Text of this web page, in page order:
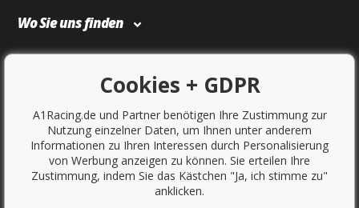
Wo Sie uns finden
Cookies + GDPR
A1Racing.de und Partner benötigen Ihre Zustimmung zur
Nutzung einzelner Daten, um Ihnen unter anderem
Informationen zu Ihren Interessen durch Personalisierung
von Werbung anzeigen zu können. Sie erteilen Ihre
Zustimmung, indem Sie das Kästchen "Ja, ich stimme zu"
anklicken.